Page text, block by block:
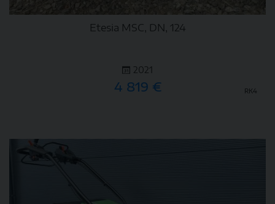
Etesia MSC, DN, 124
2021
4 819 € RK4